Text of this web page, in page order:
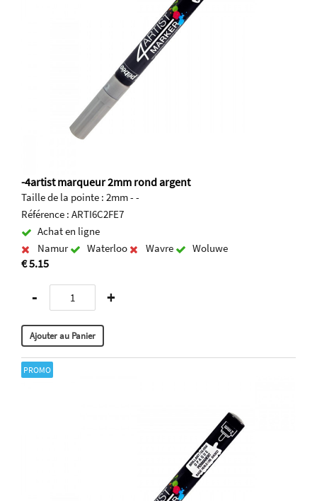
-4artist marqueur 2mm rond argent
Taille de la pointe : 2mm - -
Référence : ARTI6C2FE7
Achat en ligne
Namur
Waterloo Wavre Woluwe
€ 5.15
- +
PROMO